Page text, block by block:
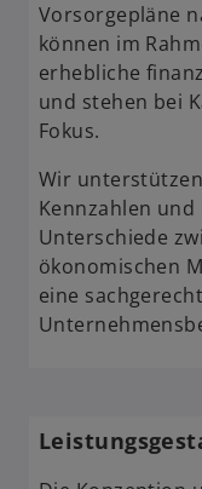
Vorsorgepläne
können im
erhebliche
und stehen bei
Fokus.
Wir
Kennzahlen und
Unterschiede
ökonomischen
eine